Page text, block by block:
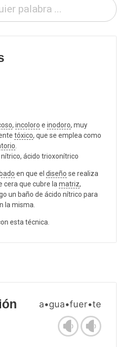
, incoloro e inodoro, muy
tóxico, que se emplea como
ácido trioxonítrico
en que el diseño se realiza
cera que cubre la matriz,
un baño de ácido nítrico para
la misma.
esta técnica.
a•gua•fuer•te